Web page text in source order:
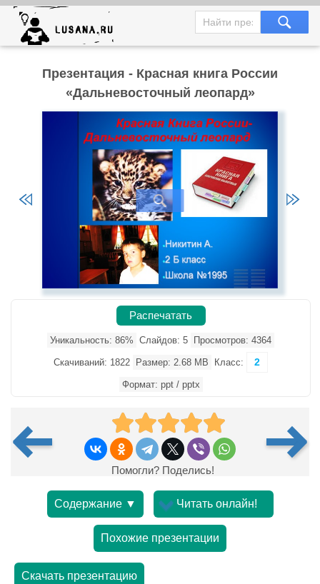
Презентация - Красная книга России
«Дальневосточный леопард»
Распечатать
Уникальность: 86% Слайдов: 5 Просмотров: 4364
Скачиваний: 1822 Размер: 2.68 MB Класс: 2
Формат: ppt / pptx
Помогли? Поделись!
Содержание ▼ Читать онлайн!
Похожие презентации
Скачать презентацию